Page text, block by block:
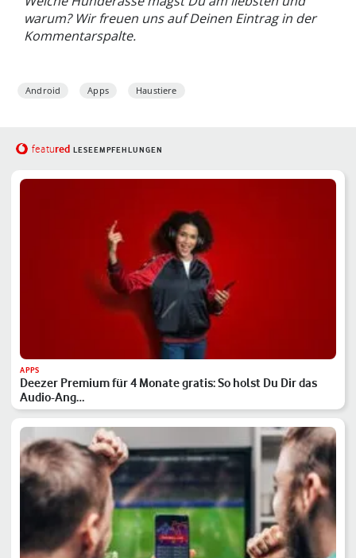
warum? Wir freuen uns auf Deinen Eintrag in der
Kommentarspalte.
Android Apps Haustiere
featured LESEEMPFEHLUNGEN
APPS
Deezer Premium für 4 Monate gratis: So holst Du Dir das
Audio-Ang…